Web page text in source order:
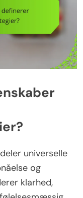
universelle
og
klarhed,